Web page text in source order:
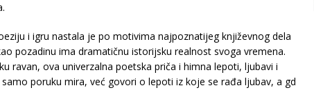
i igru nastala je po motivima najpoznatijeg književnog dela
pozadinu ima dramatičnu istorijsku realnost svoga vremena.
ravan, ova univerzalna poetska priča i himna lepoti, ljubavi i
poruku mira, već govori o lepoti iz koje se rađa ljubav, a gde